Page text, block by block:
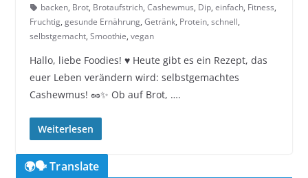
backen, Brot, Brotaufstrich, Cashewmus, Dip, einfach, Fitness,
Fruchtig, gesunde Ernährung, Getränk, Protein, schnell,
selbstgemacht, Smoothie, vegan
Hallo, liebe Foodies! ♥︎ Heute gibt es ein Rezept, das
euer Leben verändern wird: selbstgemachtes
Cashewmus! 🥜✨ Ob auf Brot, ….
Weiterlesen
🌍🗣️ Translate